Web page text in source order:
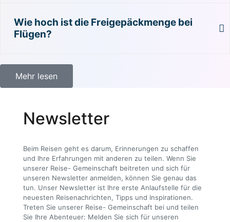
Wie hoch ist die Freigepäckmenge bei
Flügen?
Mehr lesen
Newsletter
Beim Reisen geht es darum, Erinnerungen zu schaffen
und Ihre Erfahrungen mit anderen zu teilen. Wenn Sie
unserer Reise- Gemeinschaft beitreten und sich für
unseren Newsletter anmelden, können Sie genau das
tun. Unser Newsletter ist Ihre erste Anlaufstelle für die
neuesten Reisenachrichten, Tipps und Inspirationen.
Treten Sie unserer Reise- Gemeinschaft bei und teilen
Sie Ihre Abenteuer: Melden Sie sich für unseren